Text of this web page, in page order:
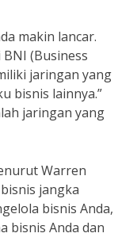
makin lancar.
(Business
jaringan yang
bisnis lainnya.”
jaringan yang
Warren
jangka
bisnis Anda,
bisnis Anda dan